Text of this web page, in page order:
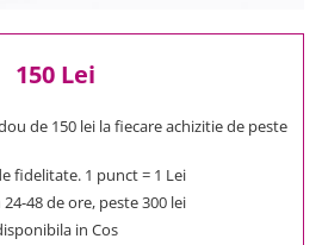
150 Lei
de 150 lei la fiecare achizitie de peste
fidelitate. 1 punct = 1 Lei
24-48 de ore, peste 300 lei
in Cos